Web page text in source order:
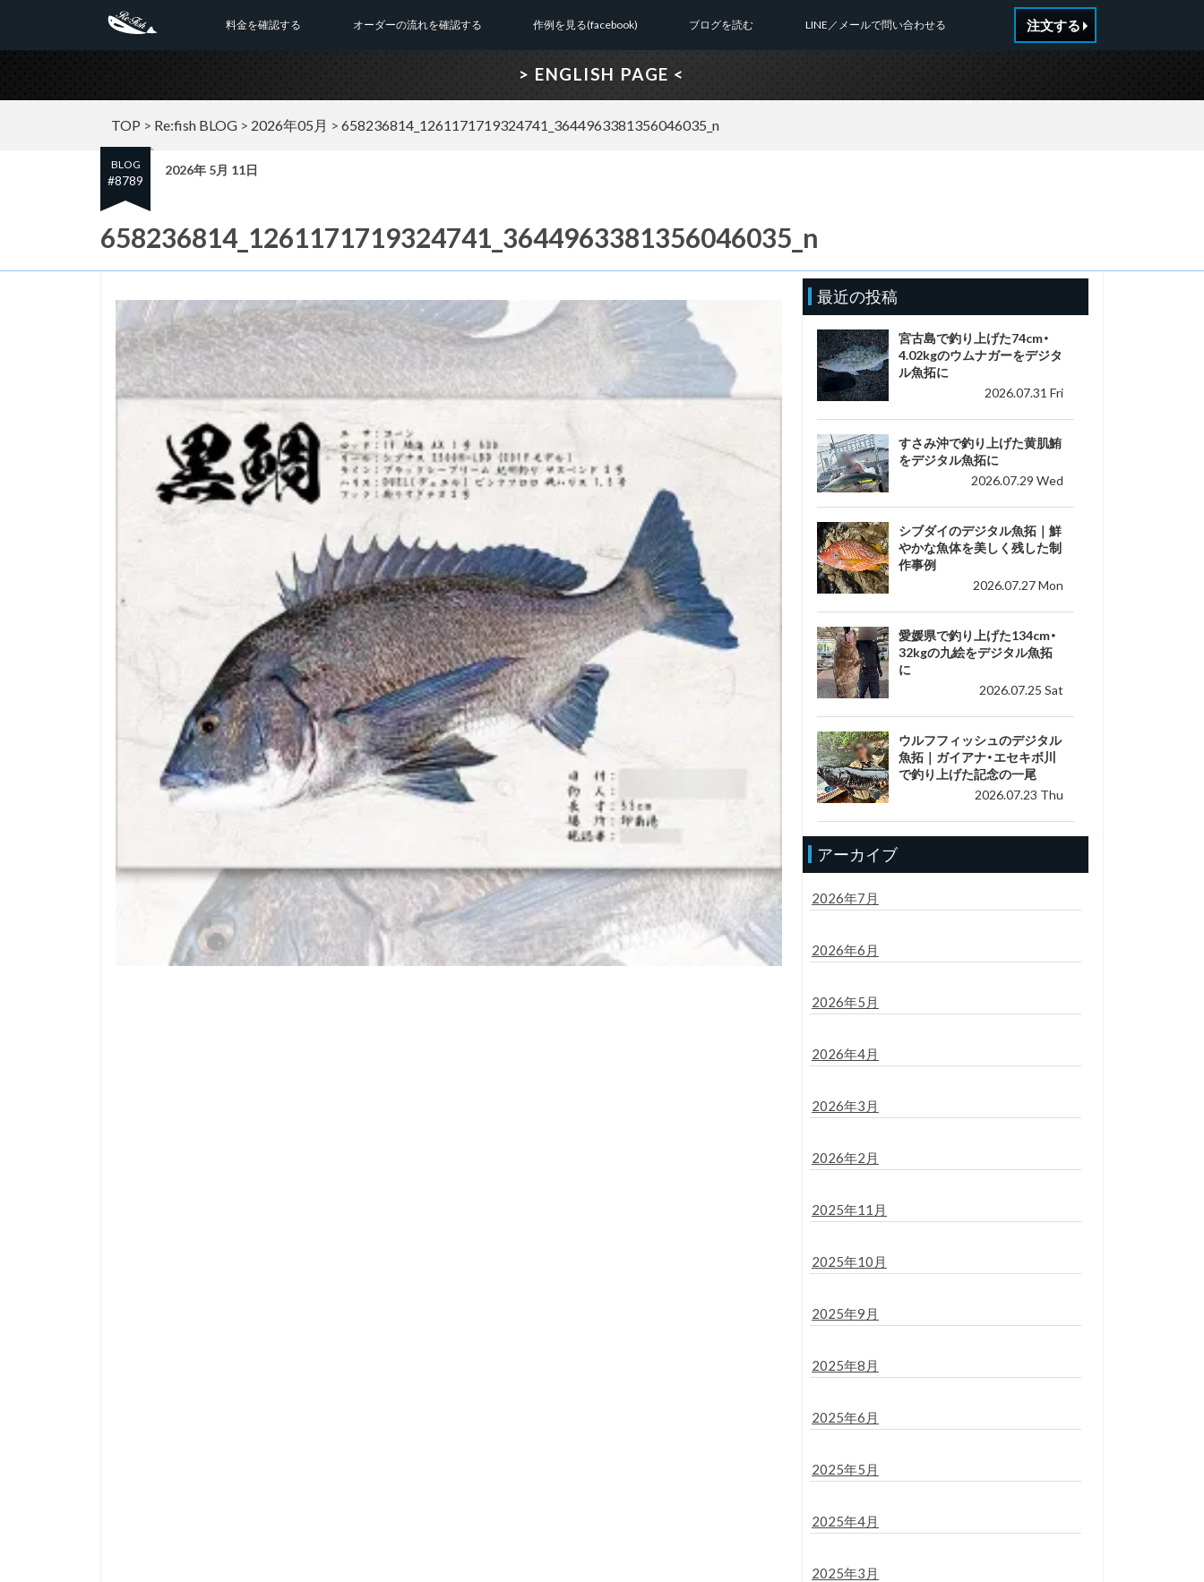
LINE／メールで問い合わせる
料金を確認する オーダーの流れを確認する 作例を見る(facebook) ブログを読む 注文する
> ENGLISH PAGE <
TOP > Re:fish BLOG > 2026年05月 > 658236814_1261171719324741_3644963381356046035_n
BLOG
#8789
2026年 5月 11日
658236814_1261171719324741_3644963381356046035_n
最近の投稿
宮古島で釣り上げた74cm・
4.02kgのウムナガーをデジタ
ル魚拓に
2026.07.31 Fri
すさみ沖で釣り上げた黄肌鮪
をデジタル魚拓に
2026.07.29 Wed
シブダイのデジタル魚拓｜鮮
やかな魚体を美しく残した制
作事例
2026.07.27 Mon
愛媛県で釣り上げた134cm・
32kgの九絵をデジタル魚拓
に
2026.07.25 Sat
ウルフフィッシュのデジタル
魚拓｜ガイアナ・エセキボ川
で釣り上げた記念の一尾
2026.07.23 Thu
アーカイブ
2026年7月
2026年6月
2026年5月
2026年4月
2026年3月
2026年2月
2025年11月
2025年10月
2025年9月
2025年8月
2025年6月
2025年5月
2025年4月
2025年3月